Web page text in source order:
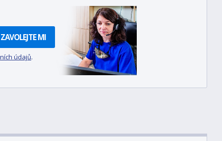
ZAVOLEJTE MI
údajů.